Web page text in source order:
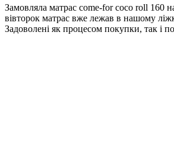
Замовляла матрас come-for coco roll 160
вівторок матрас вже лежав в нашому
Задоволені як процесом покупки, так і